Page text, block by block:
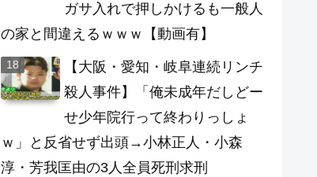
ガサ入れで押しかけるも一般人
の家と間違えるｗｗｗ【動画有】
【大阪・愛知・岐阜連続リンチ
殺人事件】「俺未成年だしどー
せ少年院行って終わりっしょ
ｗ」と反省せず出頭→小林正人・小森
淳・芳我匡由の3人全員死刑求刑